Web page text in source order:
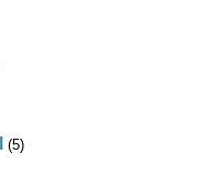
(5)